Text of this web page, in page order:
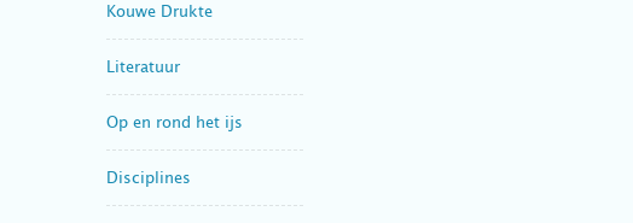
Kouwe Drukte
Literatuur
Op en rond het ijs
Disciplines